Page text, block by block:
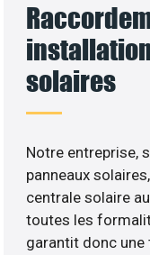
solaires
Notre entreprise,
panneaux
centrale solaire
toutes les
garantit donc une